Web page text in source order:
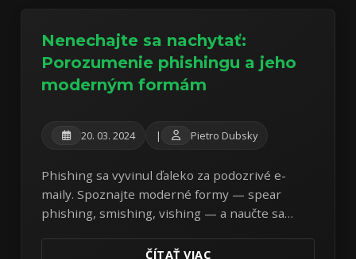
Nenechajte sa nachytať:
Porozumenie phishingu a jeho
moderným formám
20. 03. 2024 | Pietro Dubsky
Phishing sa vyvinul ďaleko za podozrivé e-
maily. Spoznajte moderné formy — spear
phishing, smishing, vishing — a naučte sa
ČÍTAŤ VIAC